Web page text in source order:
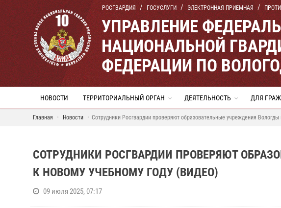
РОСГВАРДИЯ ГОСУСЛУГИ ЭЛЕКТРОННАЯ ПРИЕМНАЯ
УПРАВЛЕНИЕ
НАЦИОНАЛЬНОЙ
ФЕДЕРАЦИИ ПО
НОВОСТИ ТЕРРИТОРИАЛЬНЫЙ ОРГАН ДЕЯТЕЛЬНОСТЬ ДЛЯ
Главная Новости Сотрудники Росгвардии проверяют образовательные учреждения
СОТРУДНИКИ РОСГВАРДИИ ПРОВЕРЯЮТ
К НОВОМУ УЧЕБНОМУ ГОДУ (ВИДЕО)
09 июля 2025, 07:17